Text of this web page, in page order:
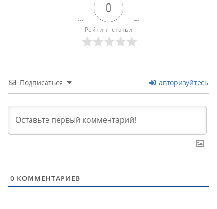
0
Рейтинг статьи
Подписаться авторизуйтесь
0 КОММЕНТАРИЕВ